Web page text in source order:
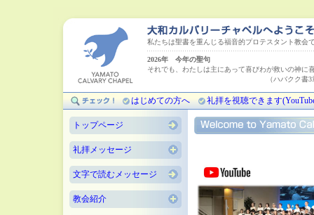
私たちは聖書を重んじる福音的プロテスタント教会
2026年 今年の聖句
それでも、わたしは主にあって喜びわが救いの神に
（ハバクク書3章18
はじめての方へ 礼拝を視聴できます
トップページ
礼拝メッセージ
文字で読むメッセージ
教会紹介